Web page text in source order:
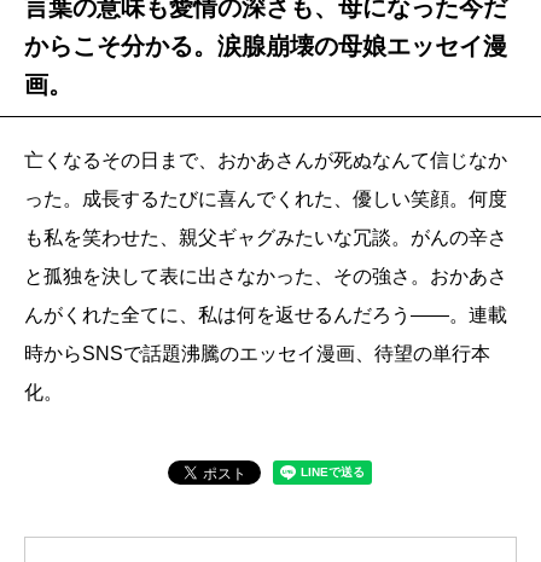
言葉の意味も愛情の深さも、母になった今だ
からこそ分かる。涙腺崩壊の母娘エッセイ漫
画。
亡くなるその日まで、おかあさんが死ぬなんて信じなか
った。成長するたびに喜んでくれた、優しい笑顔。何度
も私を笑わせた、親父ギャグみたいな冗談。がんの辛さ
と孤独を決して表に出さなかった、その強さ。おかあさ
んがくれた全てに、私は何を返せるんだろう――。連載
時からSNSで話題沸騰のエッセイ漫画、待望の単行本
化。